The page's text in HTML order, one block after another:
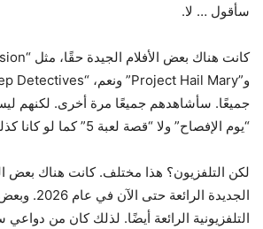
سأقول … لا.
جميعًا. سأشاهدهم جميعًا مرة أخرى. لكنهم
“يوم الإفصاح” ولا “قصة لعبة 5” كما لو كانا كذلك).
لكن التلفزيون؟ هذا مختلف. كانت هناك بعض
الجديدة الرائعة
التلفزيونية الرائعة أيضًا. لذلك كان من